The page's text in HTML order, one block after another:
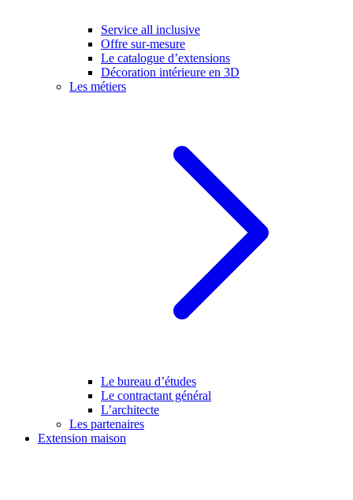
Service all inclusive
Offre sur-mesure
Le catalogue d’extensions
Décoration intérieure en 3D
Les métiers
Le bureau d’études
Le contractant général
L’architecte
Les partenaires
Extension maison